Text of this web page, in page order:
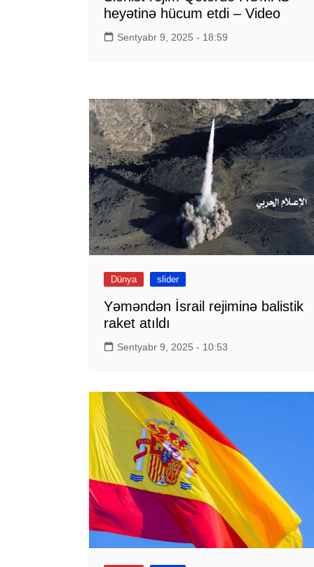
heyətinə hücum etdi – Video
Sentyabr 9, 2025 - 18:59
Dünya slider
Yəməndən İsrail rejiminə balistik
raket atıldı
Sentyabr 9, 2025 - 10:53